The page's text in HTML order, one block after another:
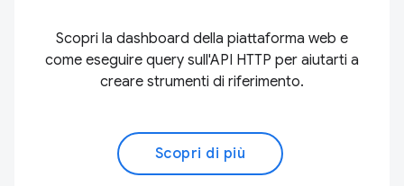
Scopri la dashboard della piattaforma web e
come eseguire query sull'API HTTP per aiutarti a
creare strumenti di riferimento.
Scopri di più